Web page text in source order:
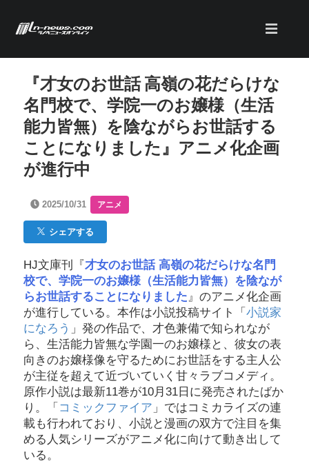
『才女のお世話 高嶺の花だらけな
名門校で、学院一のお嬢様（生活
能力皆無）を陰ながらお世話する
ことになりました』アニメ化企画
が進行中
2025/10/31 アニメ
シェアする
HJ文庫刊『 才女のお世話 高嶺の花だらけな名門
校で、学院一のお嬢様（生活能力皆無）を陰なが
らお世話することになりました』のアニメ化企画
が進行している。本作は小説投稿サイト「 小説家
になろう 」発の作品で、才色兼備で知られなが
ら、生活能力皆無な学園一のお嬢様と、彼女の表
向きのお嬢様像を守るためにお世話をする主人公
が主従を超えて近づいていく甘々ラブコメディ。
原作小説は最新11巻が10月31日に発売されたばか
り。「 コミックファイア 」ではコミカライズの連
載も行われており、小説と漫画の双方で注目を集
める人気シリーズがアニメ化に向けて動き出して
いる。